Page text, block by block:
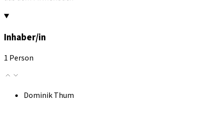
Inhaber/in
1 Person
Dominik Thum